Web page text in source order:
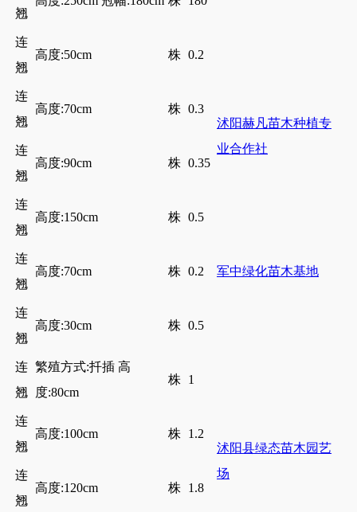
翘
连
翘
高度:50cm 株 0.2
沭阳赫凡苗木种植专
业合作社
连
翘
高度:70cm 株 0.3
连
翘
高度:90cm 株 0.35
连
翘
高度:150cm 株 0.5
连
翘
高度:70cm 株 0.2 军中绿化苗木基地
连
翘
高度:30cm 株 0.5
沭阳县绿态苗木园艺
场
连
翘
繁殖方式:扦插 高
度:80cm
株 1
连
翘
高度:100cm 株 1.2
连
翘
高度:120cm 株 1.8